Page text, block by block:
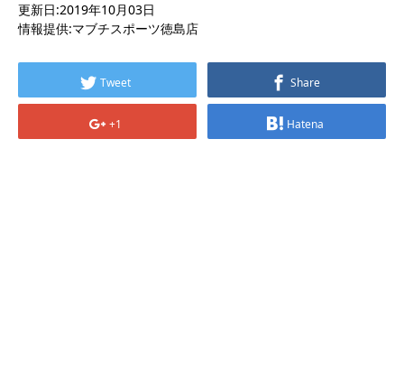
更新日:2019年10月03日
情報提供:マブチスポーツ徳島店
Tweet Share
+1 Hatena